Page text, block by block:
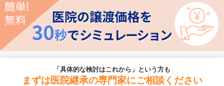
「具体的な検討はこれから」という方も
まずは医院継承の専門家にご相談ください